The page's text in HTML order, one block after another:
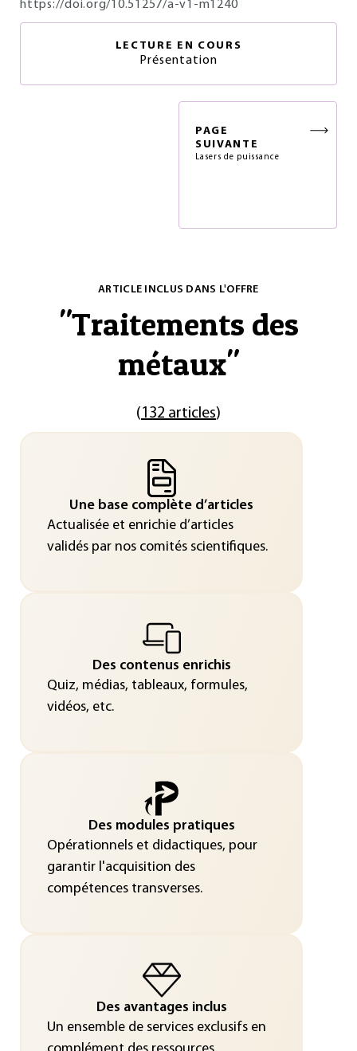
https://doi.org/10.51257/a-v1-m1240
LECTURE EN COURS
Présentation
PAGE
SUIVANTE
Lasers de puissance
ARTICLE INCLUS DANS L'OFFRE
"Traitements des
métaux"
(132 articles)
Une base complète d’articles
Actualisée et enrichie d’articles
validés par nos comités scientifiques.
Des contenus enrichis
Quiz, médias, tableaux, formules,
vidéos, etc.
Des modules pratiques
Opérationnels et didactiques, pour
garantir l'acquisition des
compétences transverses.
Des avantages inclus
Un ensemble de services exclusifs en